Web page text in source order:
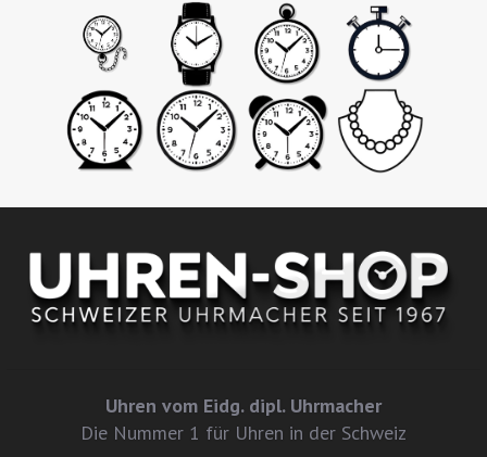
Uhren vom Eidg. dipl. Uhrmacher
Die Nummer 1 für Uhren in der Schweiz